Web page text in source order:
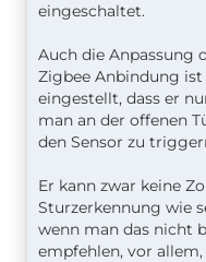
eingeschaltet.
Auch die Anpassung
Zigbee Anbindung
eingestellt, dass er
man an der offenen
den Sensor zu
Er kann zwar keine
Sturzerkennung wie
wenn man das nicht
empfehlen, vor